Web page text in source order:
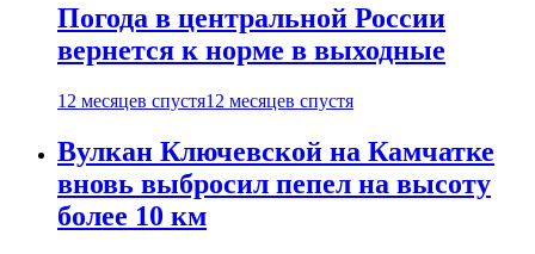
Погода в центральной России
вернется к норме в выходные
12 месяцев спустя12 месяцев спустя
Вулкан Ключевской на Камчатке
вновь выбросил пепел на высоту
более 10 км